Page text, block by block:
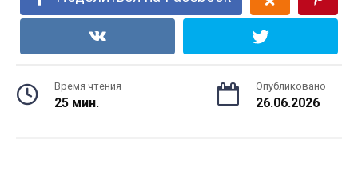
Время чтения
25 мин.
Опубликовано
26.06.2026